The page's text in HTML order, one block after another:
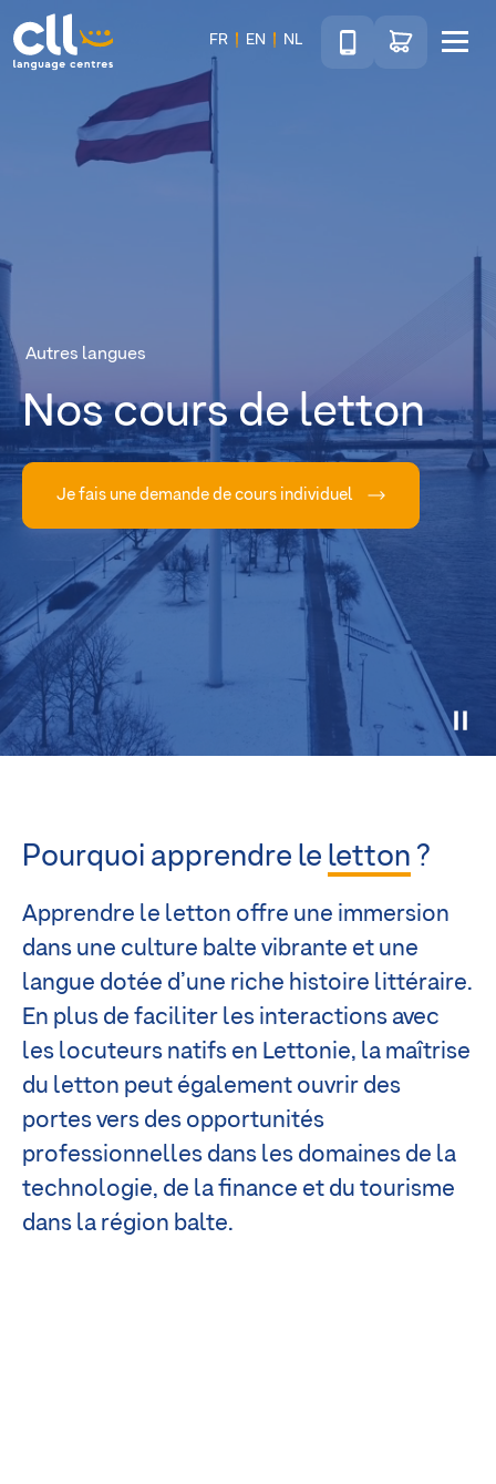
CLL
FR EN NL
TéléphoneAccéder au shop
Autres langues
Nos cours de letton
Je fais une demande de cours individuel
Pourquoi apprendre le letton ?
Apprendre le letton offre une immersion
dans une culture balte vibrante et une
langue dotée d’une riche histoire littéraire.
En plus de faciliter les interactions avec
les locuteurs natifs en Lettonie, la maîtrise
du letton peut également ouvrir des
portes vers des opportunités
professionnelles dans les domaines de la
technologie, de la finance et du tourisme
dans la région balte.